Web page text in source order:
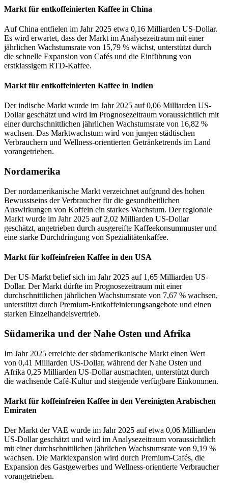
Markt für entkoffeinierten Kaffee in China
Auf China entfielen im Jahr 2025 etwa 0,16 Milliarden US-Dollar.
Es wird erwartet, dass der Markt im Analysezeitraum mit einer
jährlichen Wachstumsrate von 15,79 % wächst, unterstützt durch
die schnelle Expansion von Cafés und die Einführung von
erstklassigem RTD-Kaffee.
Markt für entkoffeinierten Kaffee in Indien
Der indische Markt wurde im Jahr 2025 auf 0,06 Milliarden US-
Dollar geschätzt und wird im Prognosezeitraum voraussichtlich mit
einer durchschnittlichen jährlichen Wachstumsrate von 16,82 %
wachsen. Das Marktwachstum wird von jungen städtischen
Verbrauchern und Wellness-orientierten Getränketrends im Land
vorangetrieben.
Nordamerika
Der nordamerikanische Markt verzeichnet aufgrund des hohen
Bewusstseins der Verbraucher für die gesundheitlichen
Auswirkungen von Koffein ein starkes Wachstum. Der regionale
Markt wurde im Jahr 2025 auf 2,02 Milliarden US-Dollar
geschätzt, angetrieben durch ausgereifte Kaffeekonsummuster und
eine starke Durchdringung von Spezialitätenkaffee.
Markt für koffeinfreien Kaffee in den USA
Der US-Markt belief sich im Jahr 2025 auf 1,65 Milliarden US-
Dollar. Der Markt dürfte im Prognosezeitraum mit einer
durchschnittlichen jährlichen Wachstumsrate von 7,67 % wachsen,
unterstützt durch Premium-Entkoffeinierungsangebote und einen
starken Einzelhandelsvertrieb.
Südamerika und der Nahe Osten und Afrika
Im Jahr 2025 erreichte der südamerikanische Markt einen Wert
von 0,41 Milliarden US-Dollar, während der Nahe Osten und
Afrika 0,25 Milliarden US-Dollar ausmachten, unterstützt durch
die wachsende Café-Kultur und steigende verfügbare Einkommen.
Markt für koffeinfreien Kaffee in den Vereinigten Arabischen
Emiraten
Der Markt der VAE wurde im Jahr 2025 auf etwa 0,06 Milliarden
US-Dollar geschätzt und wird im Analysezeitraum voraussichtlich
mit einer durchschnittlichen jährlichen Wachstumsrate von 9,19 %
wachsen. Die Marktexpansion wird durch Premium-Cafés, die
Expansion des Gastgewerbes und Wellness-orientierte Verbraucher
vorangetrieben.